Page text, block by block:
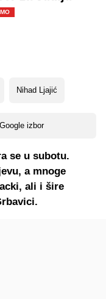
Nihad Ljajić
izbor
se u subotu.
a mnoge
ali i šire